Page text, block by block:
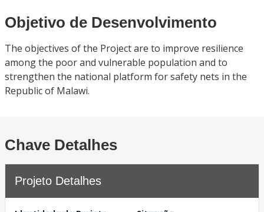
Objetivo de Desenvolvimento
The objectives of the Project are to improve resilience
among the poor and vulnerable population and to
strengthen the national platform for safety nets in the
Republic of Malawi.
Chave Detalhes
Projeto Detalhes